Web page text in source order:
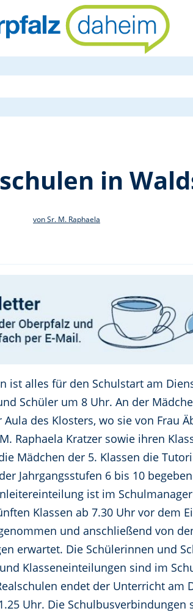
Schulstart
in
von Sr. M. Raphaela
ist alles für den Schulstart am
Schüler um 8 Uhr. An der
des Klosters, wo sie von Frau
Raphaela Kratzer sowie ihren
Mädchen der 5. Klassen die
Jahrgangsstufen 6 bis 10
ist im
Klassen ab 7.30 Uhr vor dem
und anschließend von
erwartet. Die Schülerinnen und
Klasseneinteilungen sind im
endet der Unterricht am
Uhr. Die